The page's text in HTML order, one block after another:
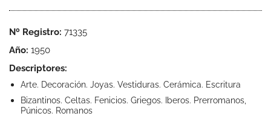
Nº Registro: 71335
Año: 1950
Descriptores:
Arte. Decoración. Joyas. Vestiduras. Cerámica. Escritura
Bizantinos. Celtas. Fenicios. Griegos. Iberos. Prerromanos,
Púnicos. Romanos